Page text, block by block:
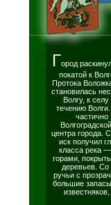
Город
покатой к
Протока
становилась
Волгу, к
течению
центра города.
иск получил
класса река
горами,
деревьев. Со
ручьи с
большие